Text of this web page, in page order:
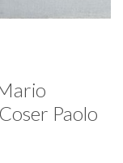
Paolo